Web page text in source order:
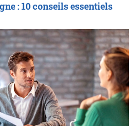
: 10 conseils essentiels